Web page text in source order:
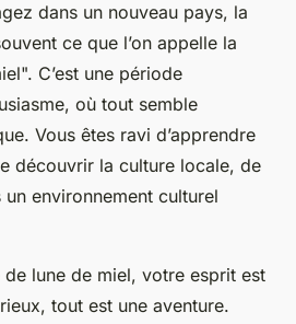
dans un nouveau pays, la
ce que l’on appelle la
C’est une période
où tout semble
Vous êtes ravi d’apprendre
découvrir la culture locale, de
un environnement culturel
de lune de miel, votre esprit est
tout est une aventure.